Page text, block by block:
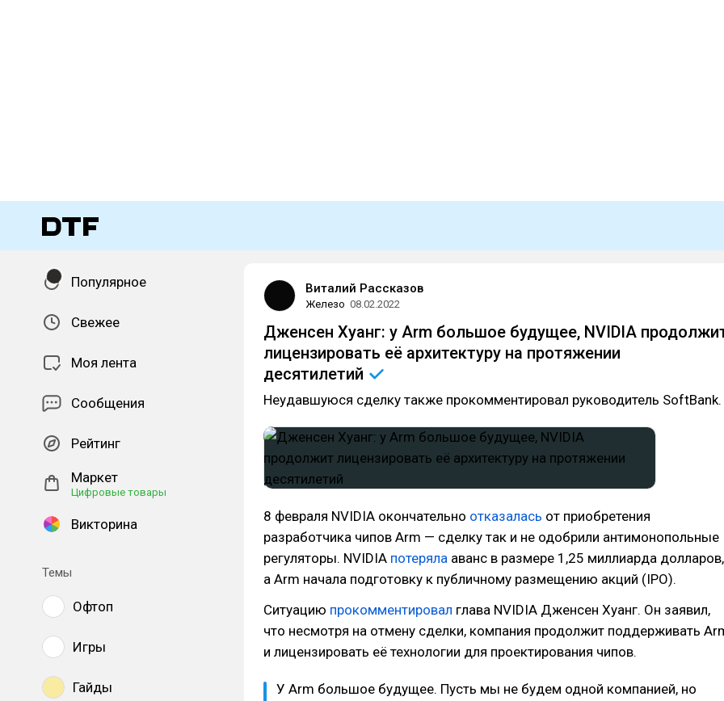
Популярное
Свежее
Моя лента
Сообщения
Рейтинг
Маркет
Цифровые товары
Викторина
Темы
Офтоп
Игры
Гайды
Виталий Рассказов
Железо 08.02.2022
Дженсен Хуанг: у Arm большое будущее, NVIDIA
лицензировать её архитектуру на протяжении
десятилетий
Неудавшуюся сделку также прокомментировал руководитель SoftBank.
8 февраля NVIDIA окончательно отказалась от приобретения
разработчика чипов Arm — сделку так и не одобрили антимонопольные
регуляторы. NVIDIA потеряла аванс в размере 1,25 миллиарда долларов,
а Arm начала подготовку к публичному размещению акций (IPO).
Ситуацию прокомментировал глава NVIDIA Дженсен Хуанг. Он заявил,
что несмотря на отмену сделки, компания продолжит поддерживать
и лицензировать её технологии для проектирования чипов.
У Arm большое будущее. Пусть мы не будем одной компанией, но